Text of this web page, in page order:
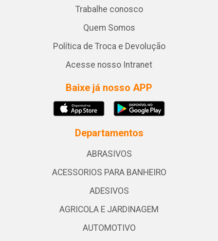
Trabalhe conosco
Quem Somos
Política de Troca e Devolução
Acesse nosso Intranet
Baixe já nosso APP
Departamentos
ABRASIVOS
ACESSORIOS PARA BANHEIRO
ADESIVOS
AGRICOLA E JARDINAGEM
AUTOMOTIVO